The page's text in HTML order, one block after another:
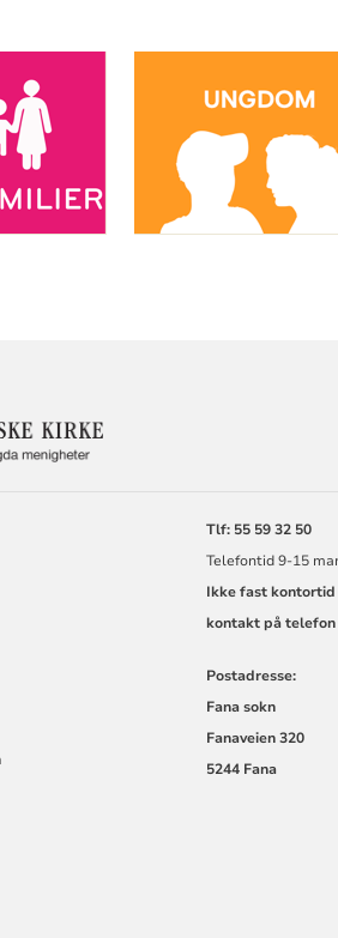
YTREBYGDATlf: 55 59 32 50
Telefontid 9-15
Ikke fast
kontakt på
Postadresse:
Fana sokn
Fanaveien 320
5244 Fana